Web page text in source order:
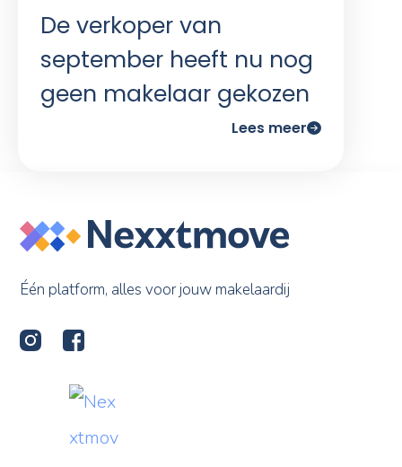
De verkoper van
september heeft nu nog
geen makelaar gekozen
Lees meer
Één platform, alles voor jouw makelaardij